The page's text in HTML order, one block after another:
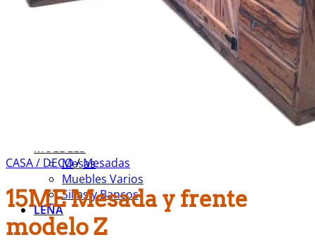
Aberturas y Portones
MUEBLES
Mesas
Muebles Varios
Sillas y Bancos
LEÑA
CASA / DECO/ Mesadas
15ME Mesada y frente
modelo Z